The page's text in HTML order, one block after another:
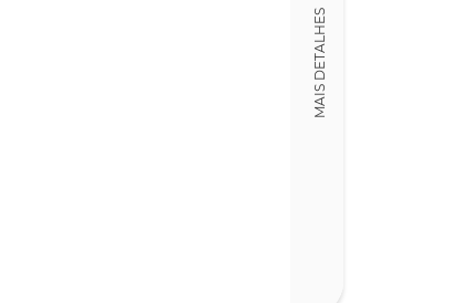
MAIS DETALHES